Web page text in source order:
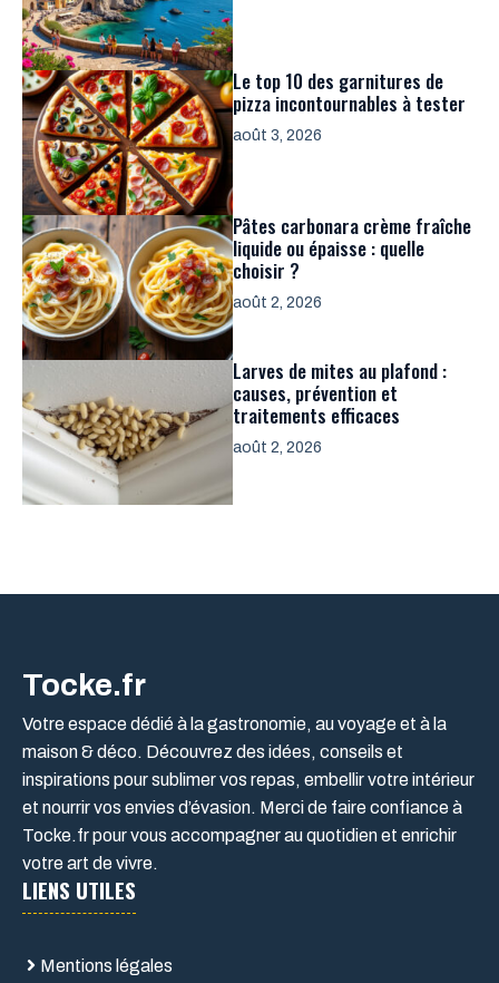
Le top 10 des garnitures de
pizza incontournables à tester
août 3, 2026
Pâtes carbonara crème fraîche
liquide ou épaisse : quelle
choisir ?
août 2, 2026
Larves de mites au plafond :
causes, prévention et
traitements efficaces
août 2, 2026
Tocke.fr
Votre espace dédié à la gastronomie, au voyage et à la
maison & déco. Découvrez des idées, conseils et
inspirations pour sublimer vos repas, embellir votre intérieur
et nourrir vos envies d’évasion. Merci de faire confiance à
Tocke.fr pour vous accompagner au quotidien et enrichir
votre art de vivre.
LIENS UTILES
Mentions légales